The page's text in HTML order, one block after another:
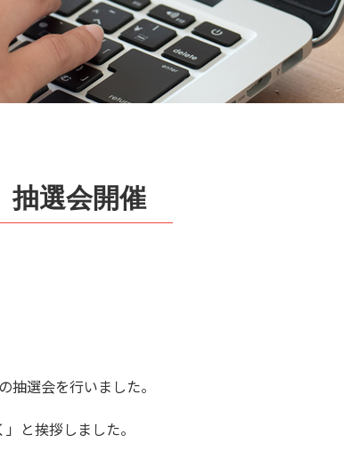
抽選会開催
選会を行いました。
と挨拶しました。